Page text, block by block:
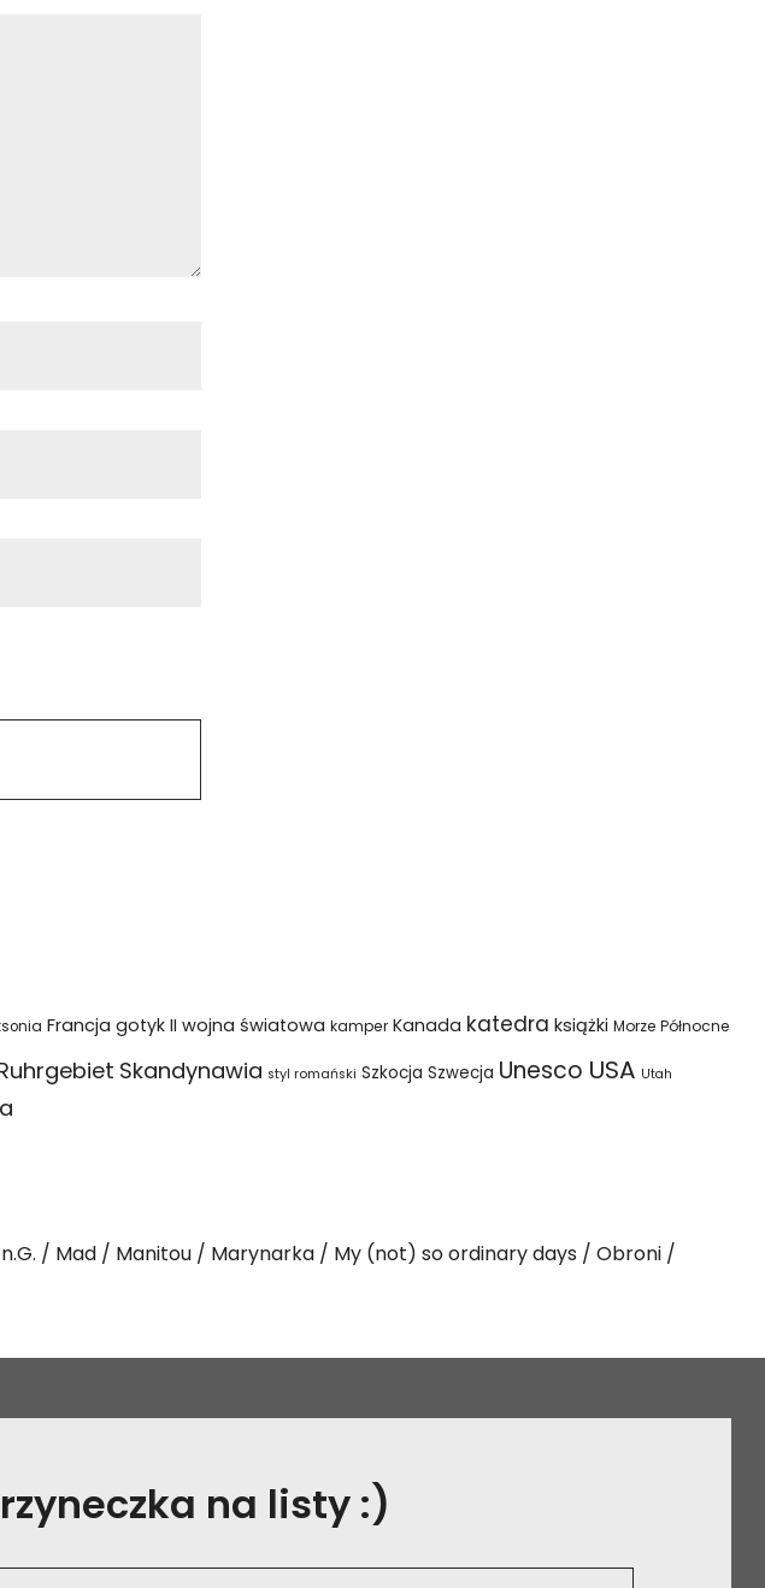
Francja gotyk II wojna światowa kamper Kanada katedra książki Morze Północne
Skandynawia styl romański Szkocja Szwecja Unesco USA Utah
Mad Manitou Marynarka My (not) so ordinary days
Obroni
na listy :)